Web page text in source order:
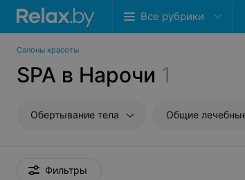
Все рубрики
Салоны красоты
SPA в Нарочи 1
Обертывание тела Общие
Фильтры